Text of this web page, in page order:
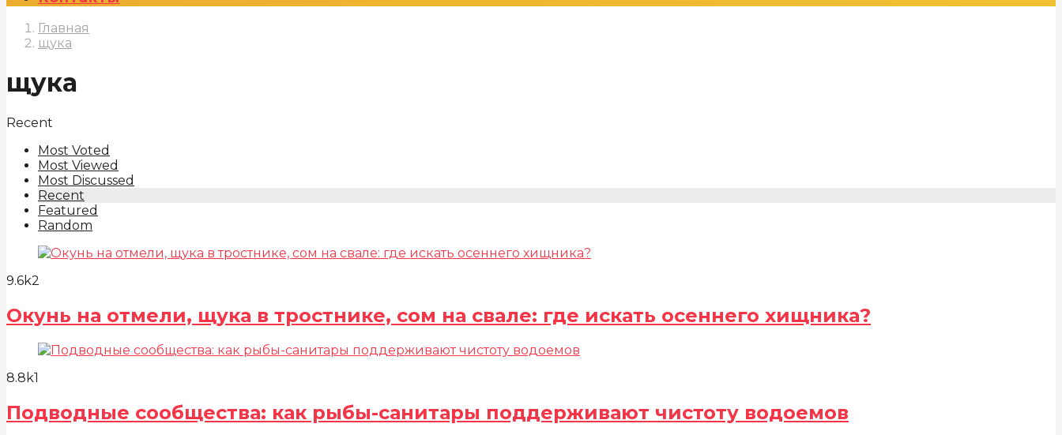
Главная
щука
щука
Recent
Most Voted
Most Viewed
Most Discussed
Recent
Featured
Random
9.6k2
Окунь на отмели, щука в тростнике, сом на свале: где искать осеннего хищника?
8.8k1
Подводные сообщества: как рыбы-санитары поддерживают чистоту водоемов